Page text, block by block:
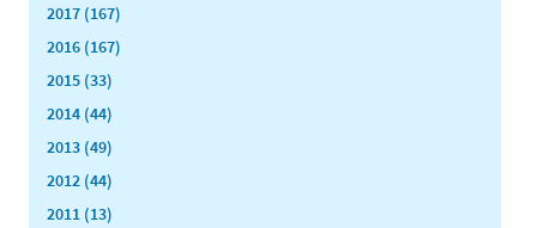
2017 (167)
2016 (167)
2015 (33)
2014 (44)
2013 (49)
2012 (44)
2011 (13)